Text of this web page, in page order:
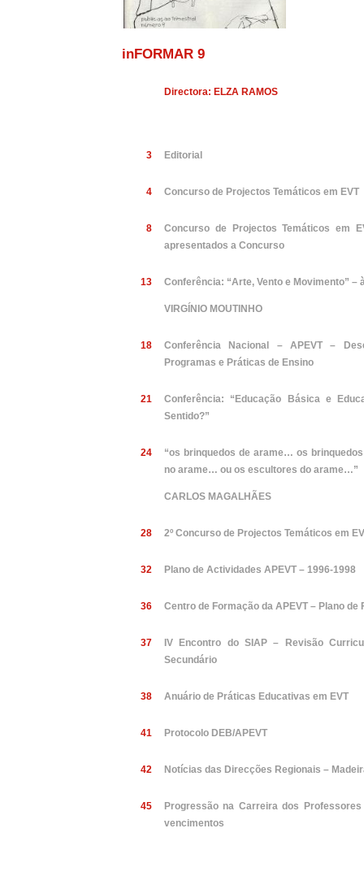
inFORMAR 9
Directora: ELZA RAMOS
3 Editorial
4 Concurso de Projectos Temáticos em EVT
8
Concurso de Projectos Temáticos em
apresentados a Concurso
13 Conferência: “Arte, Vento e Movimento”
VIRGÍNIO MOUTINHO
18
Conferência Nacional – APEVT –
Programas e Práticas de Ensino
21
Conferência: “Educação Básica e
Sentido?”
24
“os brinquedos de arame… os
no arame… ou os escultores do arame…”
CARLOS MAGALHÃES
28 2º Concurso de Projectos Temáticos em
32 Plano de Actividades APEVT – 1996-1998
36 Centro de Formação da APEVT – Plano de
37
IV Encontro do SIAP – Revisão
Secundário
38 Anuário de Práticas Educativas em EVT
41 Protocolo DEB/APEVT
42 Notícias das Direcções Regionais –
45
Progressão na Carreira dos
vencimentos